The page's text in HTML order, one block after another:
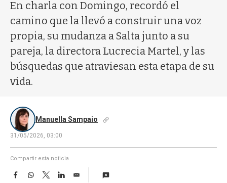
En charla con Domingo, recordó el
camino que la llevó a construir una voz
propia, su mudanza a Salta junto a su
pareja, la directora Lucrecia Martel, y las
búsquedas que atraviesan esta etapa de su
vida.
Manuella Sampaio
31/05/2026, 03:00
Compartir esta noticia
F
W
T
L
E